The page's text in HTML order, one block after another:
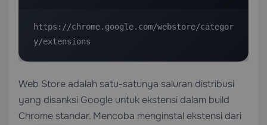
https://chrome.google.com/webstore/categor
y/extensions
Web Store adalah satu-satunya saluran distribusi
yang disanksi Google untuk ekstensi dalam build
Chrome standar. Mencoba menginstal ekstensi dari